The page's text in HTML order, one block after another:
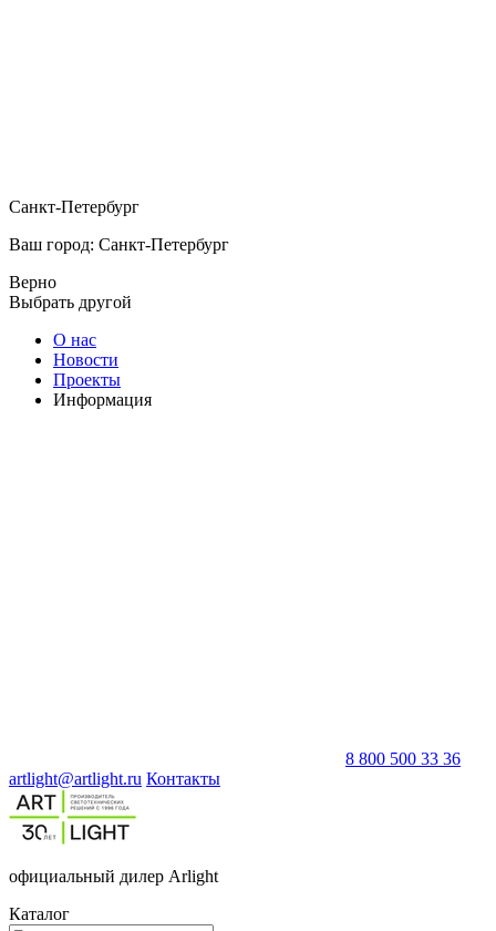
Санкт-Петербург
Ваш город: Санкт-Петербург
Верно
Выбрать другой
О нас
Новости
Проекты
Информация
8 800 500 33 36
artlight@artlight.ru Контакты
официальный дилер Arlight
Каталог